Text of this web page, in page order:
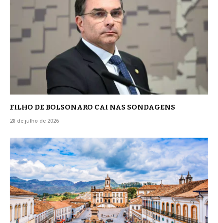
FILHO DE BOLSONARO CAI NAS SONDAGENS
28 de julho de 2026